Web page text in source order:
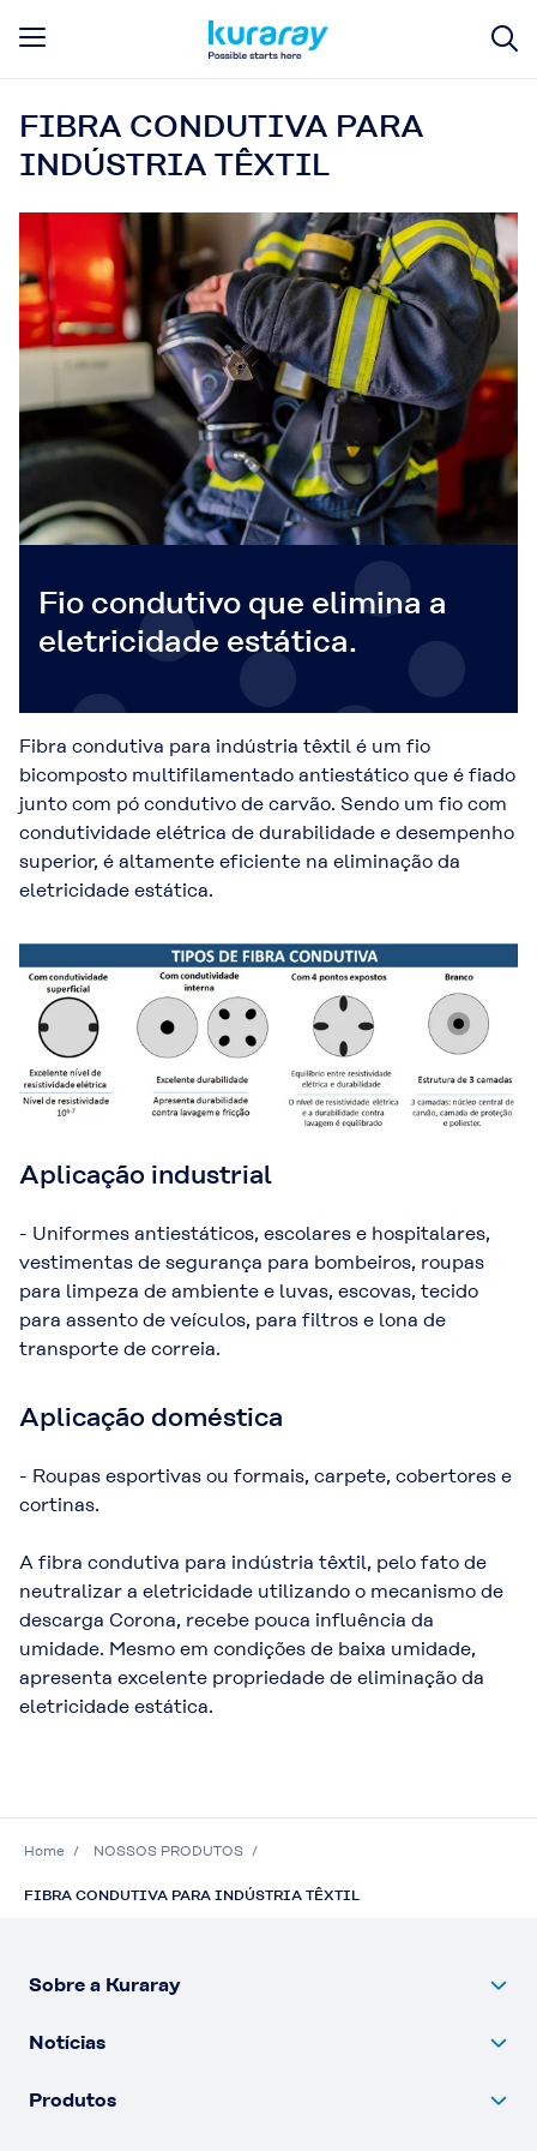
FIBRA CONDUTIVA PARA
INDÚSTRIA TÊXTIL
Fio condutivo que elimina a
eletricidade estática.
Fibra condutiva para indústria têxtil é um fio
bicomposto multifilamentado antiestático que é fiado
junto com pó condutivo de carvão. Sendo um fio com
condutividade elétrica de durabilidade e desempenho
superior, é altamente eficiente na eliminação da
eletricidade estática.
Aplicação industrial
- Uniformes antiestáticos, escolares e hospitalares,
vestimentas de segurança para bombeiros, roupas
para limpeza de ambiente e luvas, escovas, tecido
para assento de veículos, para filtros e lona de
transporte de correia.
Aplicação doméstica
- Roupas esportivas ou formais, carpete, cobertores e
cortinas.
A fibra condutiva para indústria têxtil, pelo fato de
neutralizar a eletricidade utilizando o mecanismo de
descarga Corona, recebe pouca influência da
umidade. Mesmo em condições de baixa umidade,
apresenta excelente propriedade de eliminação da
eletricidade estática.
Home NOSSOS PRODUTOS
FIBRA CONDUTIVA PARA INDÚSTRIA TÊXTIL
Sobre a Kuraray
Notícias
Produtos